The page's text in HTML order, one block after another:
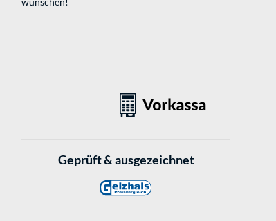
Geprüft & ausgezeichnet